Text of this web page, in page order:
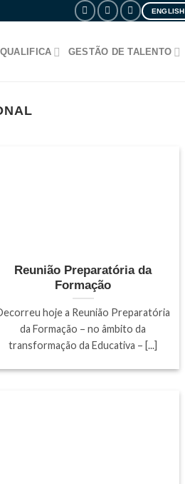
ENGLISH
GESTÃO DE TALENTO
Reunião Preparatória da
Formação
hoje a Reunião Preparatória
da Formação – no âmbito da
transformação da Educativa – [...]